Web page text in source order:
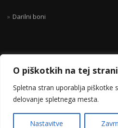
O piškotkih na tej strani
Spletna stran uporablja piškotke
delovanje spletnega mesta.
Nastavitve
Darilni boni
© 2020-2026
ShopIslepoganja